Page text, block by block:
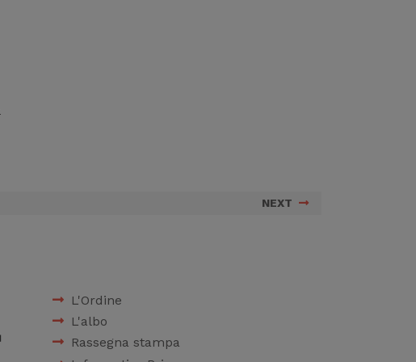
NEXT
L'Ordine
L'albo
Rassegna stampa